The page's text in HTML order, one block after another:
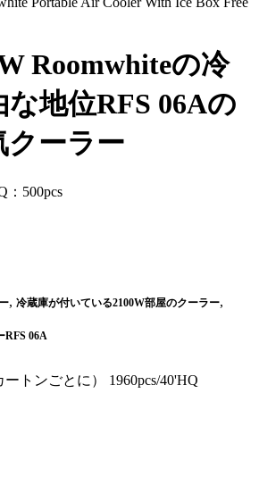
Roomwhiteの冷
地位RFS 06Aの
クーラー
：500pcs
, 冷蔵庫が付いている2100W部屋のクーラー,
RFS 06A
トンごとに） 1960pcs/40'HQ